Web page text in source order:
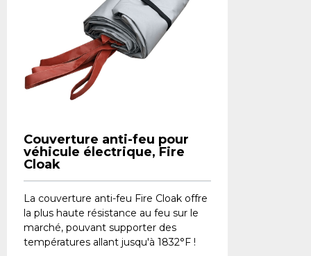
Couverture anti-feu pour
véhicule électrique, Fire
Cloak
La couverture anti-feu Fire Cloak offre
la plus haute résistance au feu sur le
marché, pouvant supporter des
températures allant jusqu'à 1832°F !